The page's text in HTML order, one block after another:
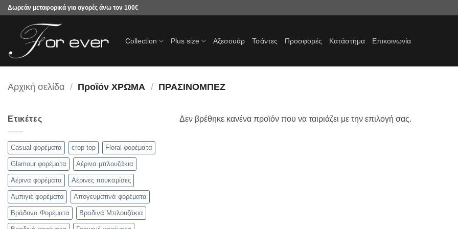
Μετάβαση
περιεχόμενο
Δωρεάν μεταφορικά για αγορές άνω τον 100€
Collection Plus size Αξεσουάρ Τσάντες Προσφορές Κατάστημα Επικοινωνία
Αρχική σελίδα / Προϊόν ΧΡΩΜΑ / ΠΡΑΣΙΝΟΜΠΕΖ
Ετικέτες
Casual φορέματα crop top Floral φορέματα
Glamour φορέματα Αέρινα μπλουζάκια
Αέρινα φορέματα Αέρινες πουκαμίσες
Αμπιγιέ φορέματα Απογευματινά φορέματα
Βράδυνα Φορέματα Βραδινά Μπλουζάκια
Δεν βρέθηκε κανένα προϊόν που να ταιριάζει με την επιλογή σας.